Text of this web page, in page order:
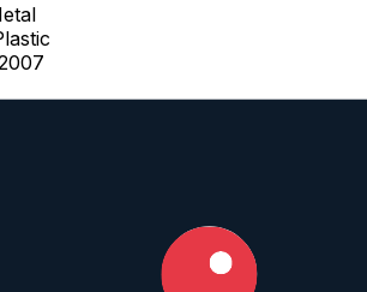
Objektiv vergleichen